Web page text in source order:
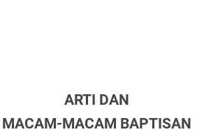
ARTI DAN
MACAM-MACAM BAPTISAN